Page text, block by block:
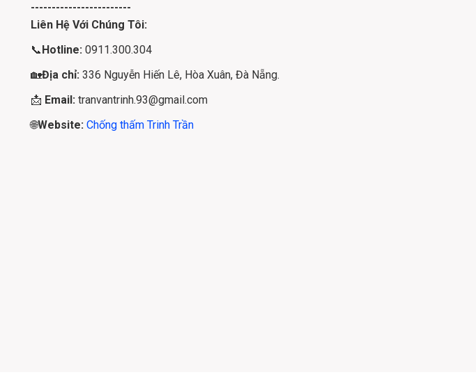
------------------------
Liên Hệ Với Chúng Tôi:
📞Hotline: 0911.300.304
🏡Địa chỉ: 336 Nguyễn Hiến Lê, Hòa Xuân, Đà Nẵng.
📩 Email: tranvantrinh.93@gmail.com
🌐Website: Chống thấm Trinh Trần